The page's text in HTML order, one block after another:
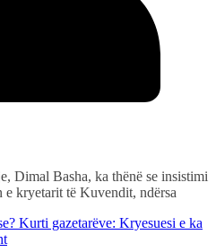
Dimal Basha, ka thënë se insistimi
kryetarit të Kuvendit, ndërsa